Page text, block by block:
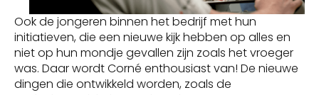
Ook de jongeren binnen het bedrijf met hun
initiatieven, die een nieuwe kijk hebben op alles en
niet op hun mondje gevallen zijn zoals het vroeger
was. Daar wordt Corné enthousiast van! De nieuwe
dingen die ontwikkeld worden, zoals de